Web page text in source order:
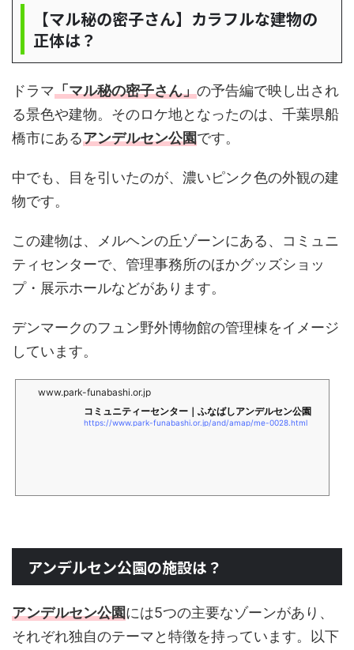
【マル秘の密子さん】カラフルな建物の
正体は？
ドラマ「マル秘の密子さん」の予告編で映し出され
る景色や建物。そのロケ地となったのは、千葉県船
橋市にあるアンデルセン公園です。
中でも、目を引いたのが、濃いピンク色の外観の建
物です。
この建物は、メルヘンの丘ゾーンにある、コミュニ
ティセンターで、管理事務所のほかグッズショッ
プ・展示ホールなどがあります。
デンマークのフュン野外博物館の管理棟をイメージ
しています。
www.park-funabashi.or.jp
コミュニティーセンター｜ふなばしアンデルセン公園
https://www.park-funabashi.or.jp/and/amap/me-0028.html
アンデルセン公園の施設は？
アンデルセン公園には5つの主要なゾーンがあり、
それぞれ独自のテーマと特徴を持っています。以下